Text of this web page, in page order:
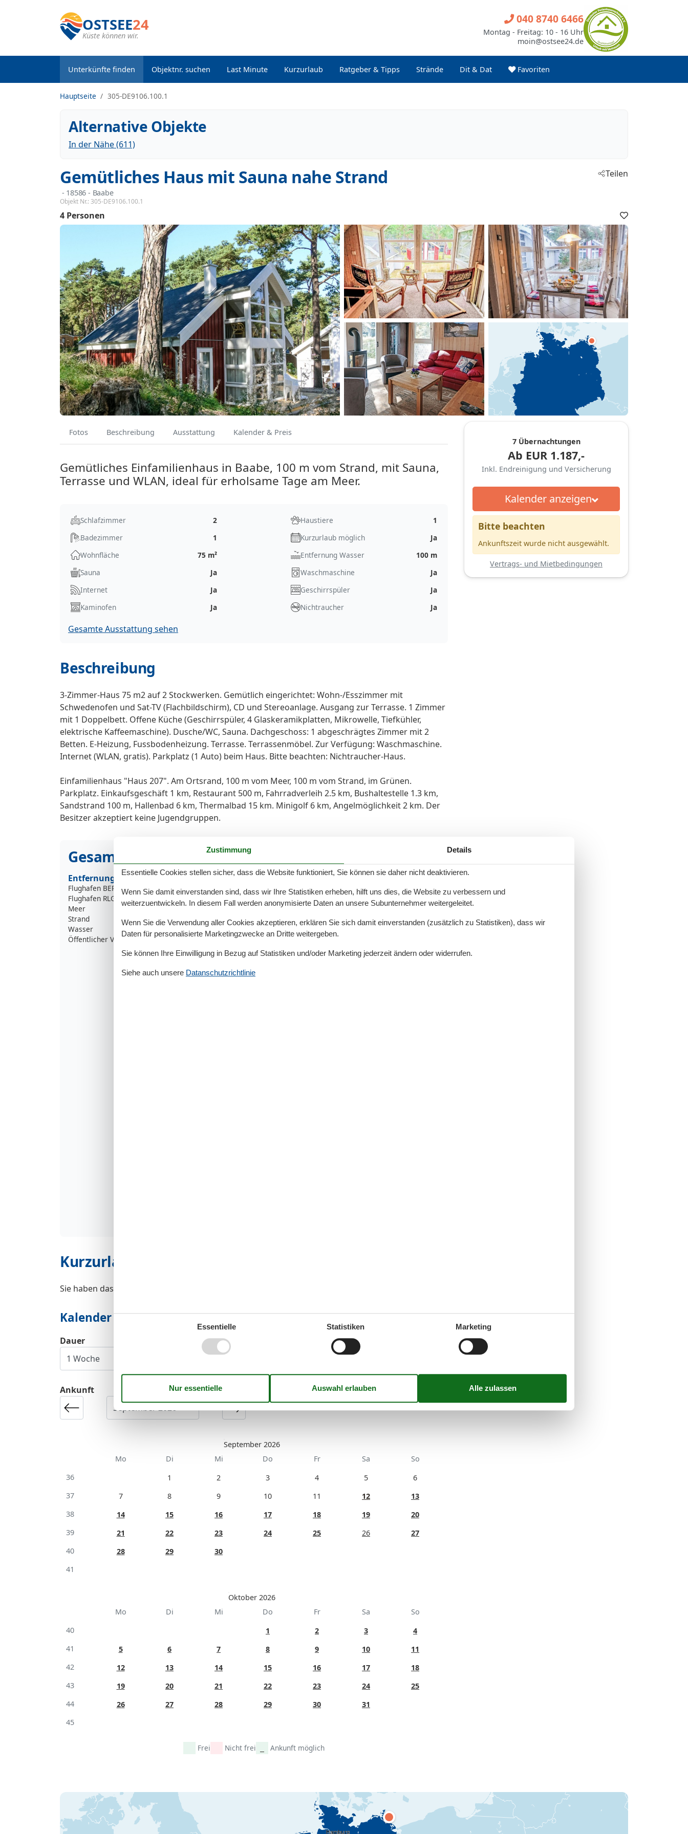
OSTSEE24
Küste können wir.
Unterkünfte finden Objektnr. suchen Last Minute Kurzurlaub Ratgeber & Tipps Strände Dit & Dat Favoriten
040 8740 6466
Montag - Freitag: 10 - 16 Uhr
moin@ostsee24.de
Hauptseite 305-DE9106.100.1
Alternative Objekte
In der Nähe (611)
Gemütliches Haus mit Sauna nahe Strand
- 18586 - Baabe
Objekt Nr.: 305-DE9106.100.1
Teilen
4 Personen
Fotos Beschreibung Ausstattung Kalender & Preis
Gemütliches Einfamilienhaus in Baabe, 100 m vom Strand, mit Sauna,
Terrasse und WLAN, ideal für erholsame Tage am Meer.
Schlafzimmer
2
Badezimmer
1
Wohnfläche
75 m²
Haustiere
1
Kurzurlaub möglich
Ja
Entfernung Wasser
100 m
Sauna
Ja
Internet
Ja
Kaminofen
Ja
Waschmaschine
Ja
Geschirrspüler
Ja
Nichtraucher
Ja
Gesamte Ausstattung sehen
Beschreibung
3-Zimmer-Haus 75 m2 auf 2 Stockwerken. Gemütlich eingerichtet: Wohn-/Esszimmer mit
Schwedenofen und Sat-TV (Flachbildschirm), CD und Stereoanlage. Ausgang zur Terrasse. 1 Zimmer
mit 1 Doppelbett. Offene Küche (Geschirrspüler, 4 Glaskeramikplatten, Mikrowelle, Tiefkühler,
elektrische Kaffeemaschine). Dusche/WC, Sauna. Dachgeschoss: 1 abgeschrägtes Zimmer mit 2
Betten. E-Heizung, Fussbodenheizung. Terrasse. Terrassenmöbel. Zur Verfügung: Waschmaschine.
Internet (WLAN, gratis). Parkplatz (1 Auto) beim Haus. Bitte beachten: Nichtraucher-Haus.
Einfamilienhaus "Haus 207". Am Ortsrand, 100 m vom Meer, 100 m vom Strand, im Grünen.
Parkplatz. Einkaufsgeschäft 1 km, Restaurant 500 m, Fahrradverleih 2.5 km, Bushaltestelle 1.3 km,
Sandstrand 100 m, Hallenbad 6 km, Thermalbad 15 km. Minigolf 6 km, Angelmöglichkeit 2 km. Der
Besitzer akzeptiert keine Jugendgruppen.
Gesamte Ausstattung
Entfernung
Flughafen BER
315,4 km
Flughafen RLG
160,7 km
Meer
100 m
Strand
100 m
Wasser
100 m
Öffentlicher Verkehr
1,3 km
Hausinfo
Anzahl Badezimmer
1
Anzahl der Zimmer
3
Anzahl Schlafzimmer
2
Baden am Meer
Bettwäsche kostenlos
Dusche
Elektrische Kaffeemaschine
Kurzurlaub
Sie haben das ganze Jahr die Möglichkeit einen Kurzurlaub zu machen.
Kalender
Ankunft
September 2026
Mo
Di Mi Do Fr Sa
So
36
1 2 3 4 5
6
37
7 8 9 10 11 12
13
38
14 15 16 17 18 19
20
39
21 22 23 24 25 26
27
40
28 29
30
41
Oktober 2026
Mo
Di Mi Do Fr Sa
So
40
1 2 3
4
41
5 6 7 8 9 10
11
42
12 13 14 15 16 17
18
43
19 20 21 22 23 24
25
44
26 27 28 29 30
31
45
Frei Nicht frei Ankunft möglich
Dauer
7 Übernachtungen
Ab EUR 1.187,-
Inkl. Endreinigung und Versicherung
Kalender anzeigen
Bitte beachten
Ankunftszeit wurde nicht ausgewählt.
Vertrags- und Mietbedingungen
Zustimmung Details
Essentielle Cookies stellen sicher, dass die Website funktioniert, Sie können sie daher nicht deaktivieren.
Wenn Sie damit einverstanden sind, dass wir Ihre Statistiken erheben, hilft uns dies, die Website zu verbessern und
weiterzuentwickeln. In diesem Fall werden anonymisierte Daten an unsere Subunternehmer weitergeleitet.
Wenn Sie die Verwendung aller Cookies akzeptieren, erklären Sie sich damit einverstanden (zusätzlich zu Statistiken), dass wir
Daten für personalisierte Marketingzwecke an Dritte weitergeben.
Sie können Ihre Einwilligung in Bezug auf Statistiken und/oder Marketing jederzeit ändern oder widerrufen.
Siehe auch unsere Datanschutzrichtlinie
Essentielle Statistiken Marketing